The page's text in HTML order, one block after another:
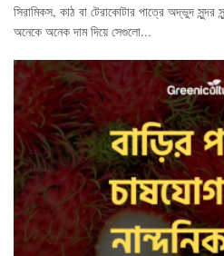
সিরামিকস, কাঠ বা টেরাকোটার পাত্রে অদ্ভুদ সুন্দর
অনেকে অনেক দাম দিয়ে সেগুলো...